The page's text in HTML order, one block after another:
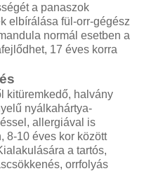
a panaszok
elbírálása fül-orr-gégész
normál esetben a
17 éves korra
kitüremkedő, halvány
nyálkahártya-
allergiával is
8-10 éves kor között
a tartós,
orrfolyás